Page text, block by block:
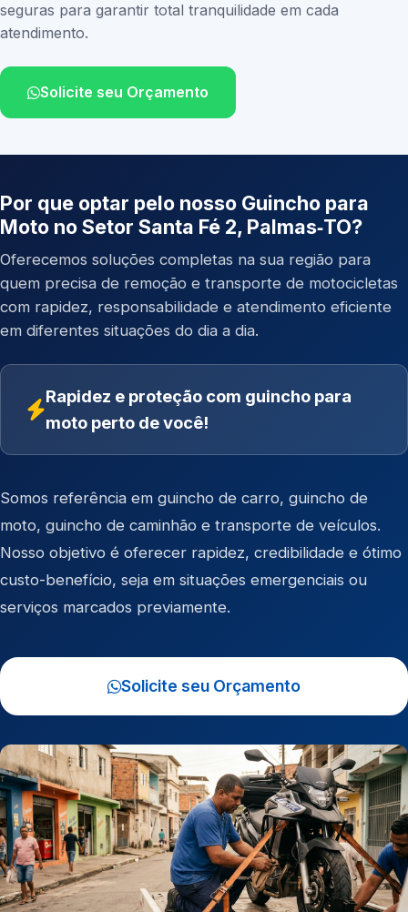
seguras para garantir total tranquilidade em cada
atendimento.
Solicite seu Orçamento
Por que optar pelo nosso Guincho para
Moto no Setor Santa Fé 2, Palmas‑TO?
Oferecemos soluções completas na sua região para
quem precisa de remoção e transporte de motocicletas
com rapidez, responsabilidade e atendimento eficiente
em diferentes situações do dia a dia.
Rapidez e proteção com guincho para
moto perto de você!
Somos referência em guincho de carro, guincho de
moto, guincho de caminhão e transporte de veículos.
Nosso objetivo é oferecer rapidez, credibilidade e ótimo
custo-benefício, seja em situações emergenciais ou
serviços marcados previamente.
Solicite seu Orçamento